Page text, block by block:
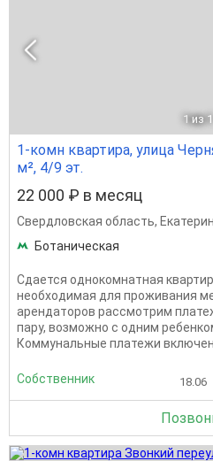
1 из 1
1-комн квартира, улица
м², 4/9 эт.
22 000 ₽ в месяц
Свердловская область,
Ботаническая
Сдается однокомнатная
необходимая для проживания
арендаторов рассмотрим
пару, возможно с одним
Коммунальные платежи
Собственник 18.06